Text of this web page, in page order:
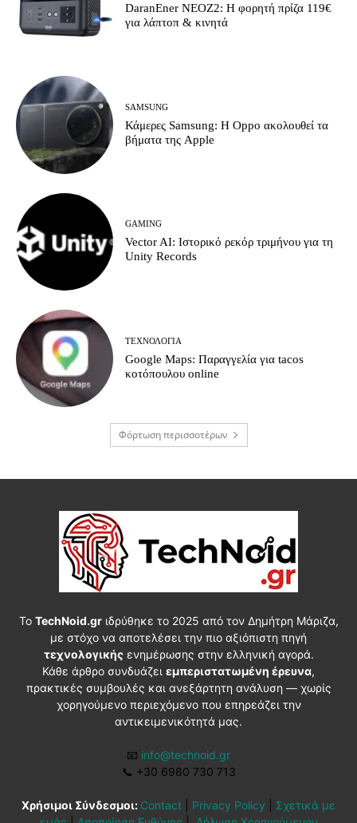
DaranEner NEOZ2: Η φορητή πρίζα 119€
για λάπτοπ & κινητά
SAMSUNG
Κάμερες Samsung: Η Oppo ακολουθεί τα
βήματα της Apple
GAMING
Vector AI: Ιστορικό ρεκόρ τριμήνου για τη
Unity Records
ΤΕΧΝΟΛΟΓΊΑ
Google Maps: Παραγγελία για tacos
κοτόπουλου online
Φόρτωση περισσοτέρων
Το TechNoid.grιδρύθηκε το 2025 από τον Δημήτρη Μάριζα,
με στόχο να αποτελέσει την πιο αξιόπιστη πηγή
τεχνολογικήςενημέρωσης στην ελληνική αγορά.
Κάθε άρθρο συνδυάζει εμπεριστατωμένη έρευνα,
πρακτικές συμβουλές και ανεξάρτητη ανάλυση — χωρίς
χορηγούμενο περιεχόμενο που επηρεάζει την
αντικειμενικότητά μας.
📧 info@technoid.gr
📞 +30 6980 730 713
Χρήσιμοι Σύνδεσμοι: Contact Privacy Policy
Σχετικά με